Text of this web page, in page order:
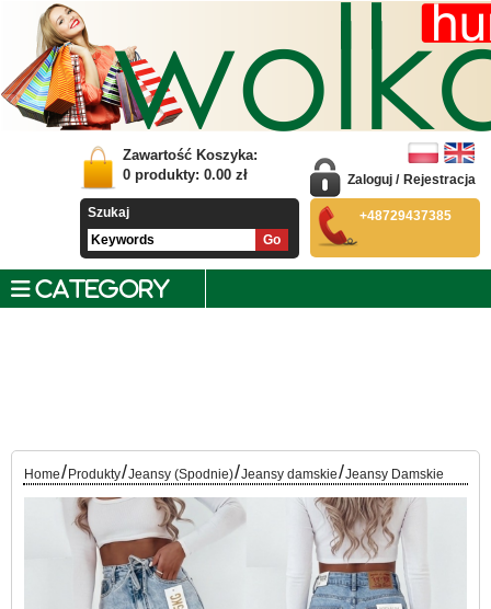
Zawartość Koszyka:
0 produkty: 0.00 zł
Szukaj
Zaloguj / Rejestracja
+48729437385
CATEGORY
Home/ Produkty/Jeansy (Spodnie)/Jeansy damskie/Jeansy Damskie